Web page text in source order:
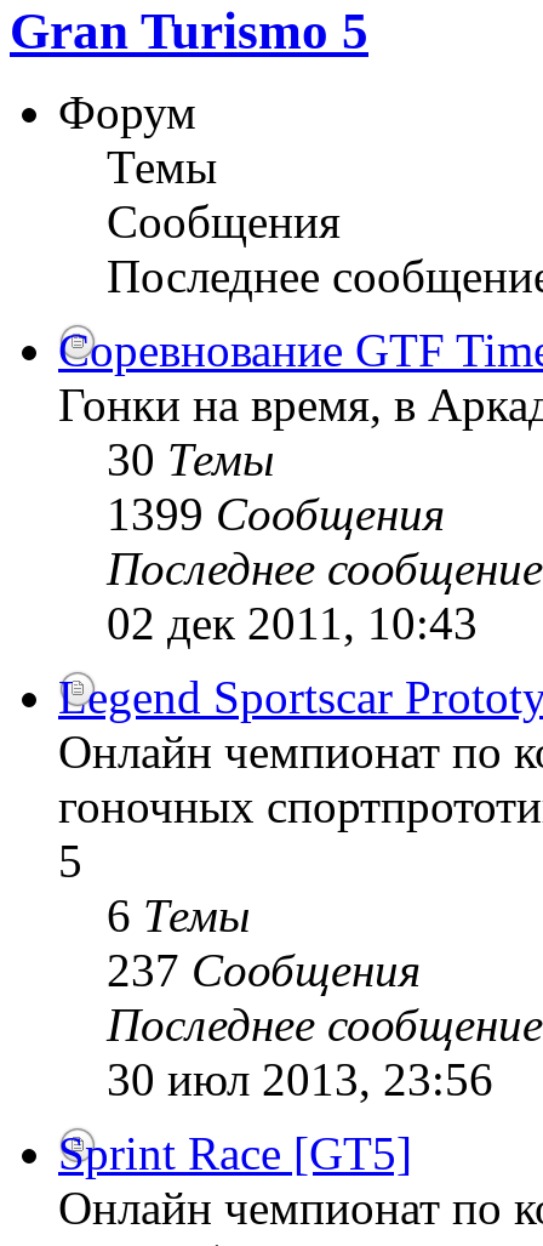
Gran Turismo 5
Форум
Темы
Сообщения
Последнее
Соревнование GTF
Гонки на время, в
30 Темы
1399 Сообщения
Последнее сообщение
02 дек 2011, 10:43
Legend Sportscar
Онлайн чемпионат по
гоночных
5
6 Темы
237 Сообщения
Последнее сообщение
30 июл 2013, 23:56
Sprint Race [GT5]
Онлайн чемпионат по